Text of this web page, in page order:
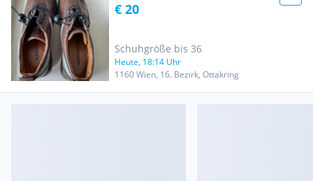
€ 20
Schuhgröße bis 36
Heute, 18:14 Uhr
1160 Wien, 16. Bezirk, Ottakring